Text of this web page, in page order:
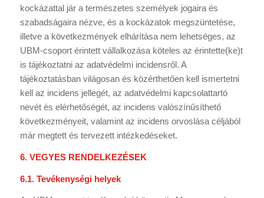
kockázattal jár a természetes személyek jogaira és
szabadságaira nézve, és a kockázatok megszüntetése,
illetve a következmények elhárítása nem lehetséges, az
UBM-csoport érintett vállalkozása köteles az érintette(ke)t
is tájékoztatni az adatvédelmi incidensről. A
tájékoztatásban világosan és közérthetően kell ismertetni
kell az incidens jellegét, az adatvédelmi kapcsolattartó
nevét és elérhetőségét, az incidens valószínűsíthető
következményeit, valamint az incidens orvoslása céljából
már megtett és tervezett intézkedéseket.
6. VEGYES RENDELKEZÉSEK
6.1. Tevékenységi helyek